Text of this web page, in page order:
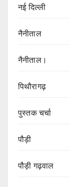
नई दिल्ली
नैनीताल
नैनीताल।
पिथौरागढ़
पुस्तक चर्चा
पौड़ी
पौड़ी गढ़वाल